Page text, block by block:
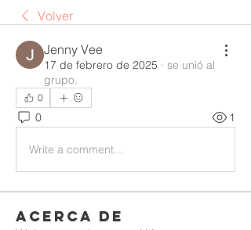
Volver
Jenny Vee
17 de febrero de 2025 · se unió al
grupo.
0
0 1
Write a comment...
Acerca de